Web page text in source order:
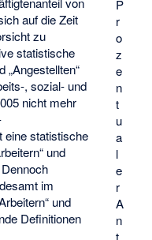
P
r
o
z
e
n
t
u
a
l
e
r
A
n
t
auf die Zeit
zu
statistische
„Angestellten“
, sozial- und
nicht mehr
eine statistische
und
im
und
Definitionen